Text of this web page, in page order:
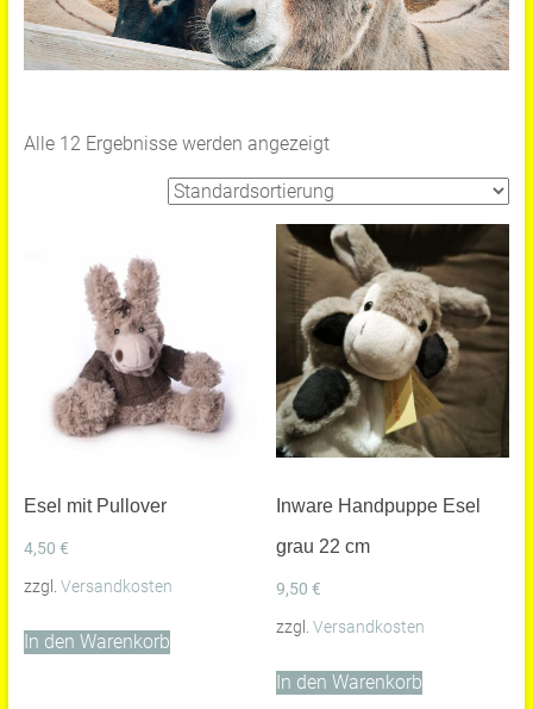
Alle 12 Ergebnisse werden angezeigt
Esel mit Pullover
4,50 €
zzgl. Versandkosten
In den Warenkorb
Inware Handpuppe Esel
grau 22 cm
9,50€
zzgl.Versandkosten
In den Warenkorb